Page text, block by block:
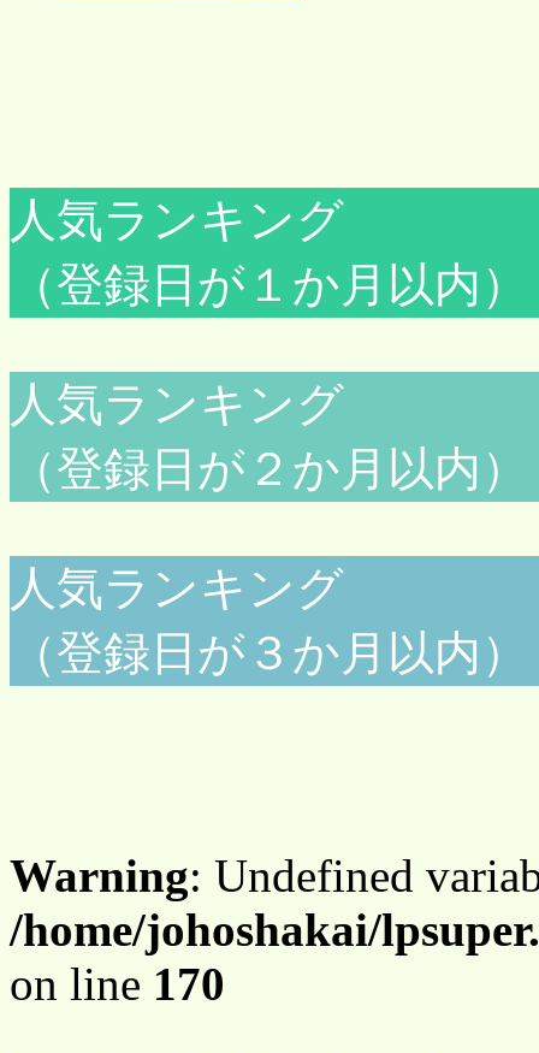
人気ランキング
（登録日が１か月以内）
人気ランキング
（登録日が２か月以内）
人気ランキング
（登録日が３か月以内）
Warning: Undefined
/home/johoshakai/
on line 170